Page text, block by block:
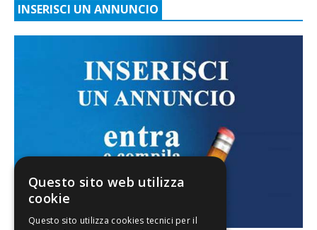
INSERISCI UN ANNUNCIO
Questo sito web utilizza
cookie